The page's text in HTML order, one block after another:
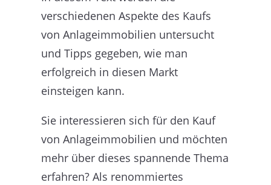
verschiedenen Aspekte des Kaufs
von Anlageimmobilien untersucht
und Tipps gegeben, wie man
erfolgreich in diesen Markt
einsteigen kann.
Sie interessieren sich für den Kauf
von Anlageimmobilien und möchten
mehr über dieses spannende Thema
erfahren? Als renommiertes